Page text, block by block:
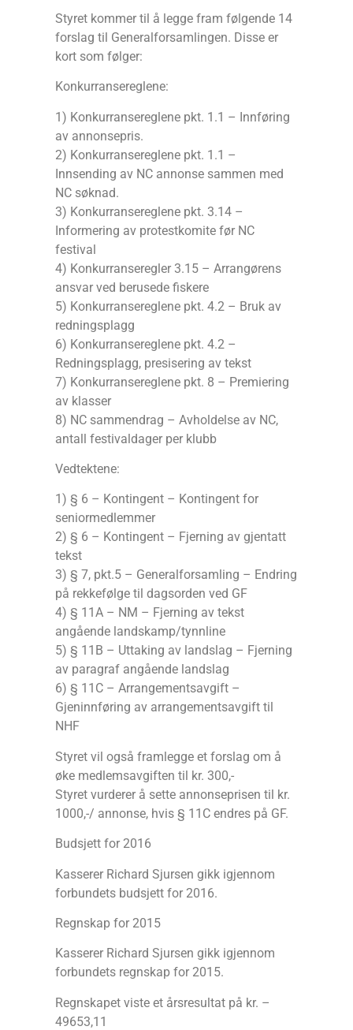
Styret kommer til å legge fram følgende 14
forslag til Generalforsamlingen. Disse er
kort som følger:
Konkurransereglene:
1) Konkurransereglene pkt. 1.1 – Innføring
av annonsepris.
2) Konkurransereglene pkt. 1.1 –
Innsending av NC annonse sammen med
NC søknad.
3) Konkurransereglene pkt. 3.14 –
Informering av protestkomite før NC
festival
4) Konkurranseregler 3.15 – Arrangørens
ansvar ved berusede fiskere
5) Konkurransereglene pkt. 4.2 – Bruk av
redningsplagg
6) Konkurransereglene pkt. 4.2 –
Redningsplagg, presisering av tekst
7) Konkurransereglene pkt. 8 – Premiering
av klasser
8) NC sammendrag – Avholdelse av NC,
antall festivaldager per klubb
Vedtektene:
1) § 6 – Kontingent – Kontingent for
seniormedlemmer
2) § 6 – Kontingent – Fjerning av gjentatt
tekst
3) § 7, pkt.5 – Generalforsamling – Endring
på rekkefølge til dagsorden ved GF
4) § 11A – NM – Fjerning av tekst
angående landskamp/tynnline
5) § 11B – Uttaking av landslag – Fjerning
av paragraf angående landslag
6) § 11C – Arrangementsavgift –
Gjeninnføring av arrangementsavgift til
NHF
Styret vil også framlegge et forslag om å
øke medlemsavgiften til kr. 300,-
Styret vurderer å sette annonseprisen til kr.
1000,-/ annonse, hvis § 11C endres på GF.
Budsjett for 2016
Kasserer Richard Sjursen gikk igjennom
forbundets budsjett for 2016.
Regnskap for 2015
Kasserer Richard Sjursen gikk igjennom
forbundets regnskap for 2015.
Regnskapet viste et årsresultat på kr. –
49653,11